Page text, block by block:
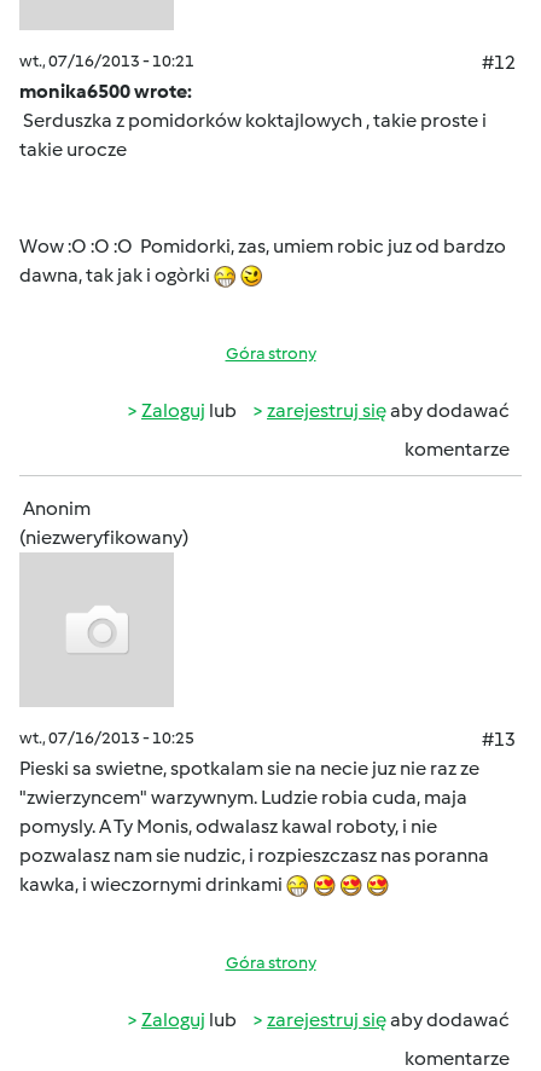
wt., 07/16/2013 - 10:21
#12
monika6500 wrote:
Serduszka z pomidorków koktajlowych , takie proste i
takie urocze
Wow :O :O :O Pomidorki, zas, umiem robic juz od bardzo
dawna, tak jak i ogòrki
Góra strony
Zaloguj lub zarejestruj sięaby dodawać
komentarze
Anonim
(niezweryfikowany)
wt., 07/16/2013 - 10:25
#13
Pieski sa swietne, spotkalam sie na necie juz nie raz ze
"zwierzyncem" warzywnym. Ludzie robia cuda, maja
pomysly. A Ty Monis, odwalasz kawal roboty, i nie
pozwalasz nam sie nudzic, i rozpieszczasz nas poranna
kawka, i wieczornymi drinkami
Góra strony
Zaloguj lub zarejestruj sięaby dodawać
komentarze